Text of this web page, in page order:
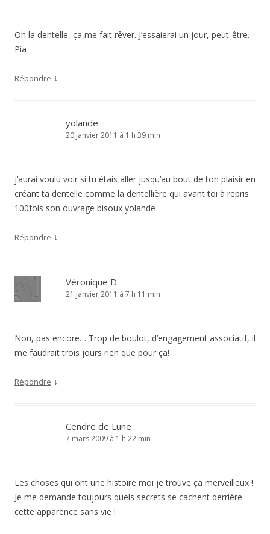
Oh la dentelle, ça me fait rêver. J’essaierai un jour, peut-être.
Pia
Répondre ↓
yolande
20 janvier 2011 à 1 h 39 min
j’aurai voulu voir si tu étais aller jusqu’au bout de ton plaisir en
créant ta dentelle comme la dentellière qui avant toi à repris
100fois son ouvrage bisoux yolande
Répondre ↓
Véronique D
21 janvier 2011 à 7 h 11 min
Non, pas encore… Trop de boulot, d’engagement associatif, il
me faudrait trois jours rien que pour ça!
Répondre ↓
Cendre de Lune
7 mars 2009 à 1 h 22 min
Les choses qui ont une histoire moi je trouve ça merveilleux !
Je me demande toujours quels secrets se cachent derrière
cette apparence sans vie !